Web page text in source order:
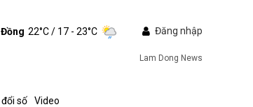
22°C/ 17 - 23°C Đăng nhập
Lam Dong News
số Video